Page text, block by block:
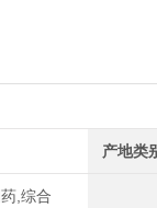
产地类
,综合